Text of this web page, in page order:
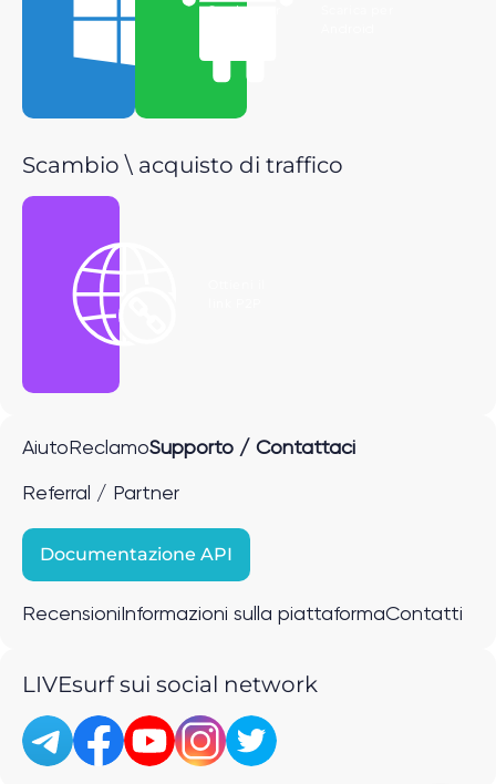
Scarica per
Scambio \ acquisto di traffico
Aiuto ReclamoSupporto / Contattaci
Referral / Partner
Documentazione API
Recensioni Informazioni sulla piattaformaContatti
LIVEsurf sui social network